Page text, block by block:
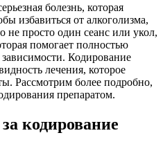
болезнь, которая
избавиться от алкоголизма,
не просто один сеанс или укол,
помогает полностью
зависимости. Кодирование
лечения, которое
Рассмотрим более подробно,
препаратом.
кодирование